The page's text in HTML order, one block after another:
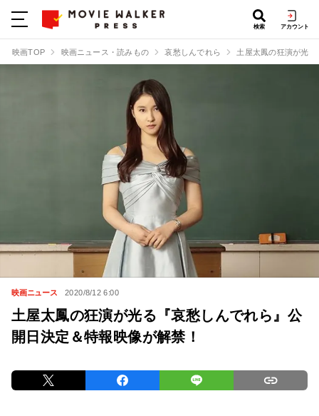
検索 アカウント
映画TOP 映画ニュース・読みもの 哀愁しんでれら 土屋太鳳の狂演が光
映画ニュース 2020/8/12 6:00
土屋太鳳の狂演が光る『哀愁しんでれら』公
開日決定＆特報映像が解禁！